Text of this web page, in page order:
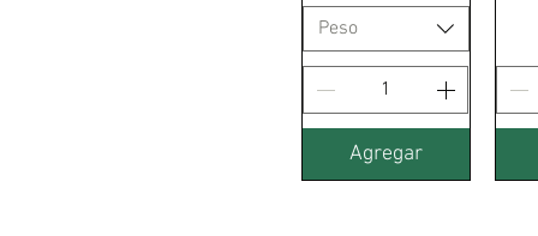
Peso
Agregar